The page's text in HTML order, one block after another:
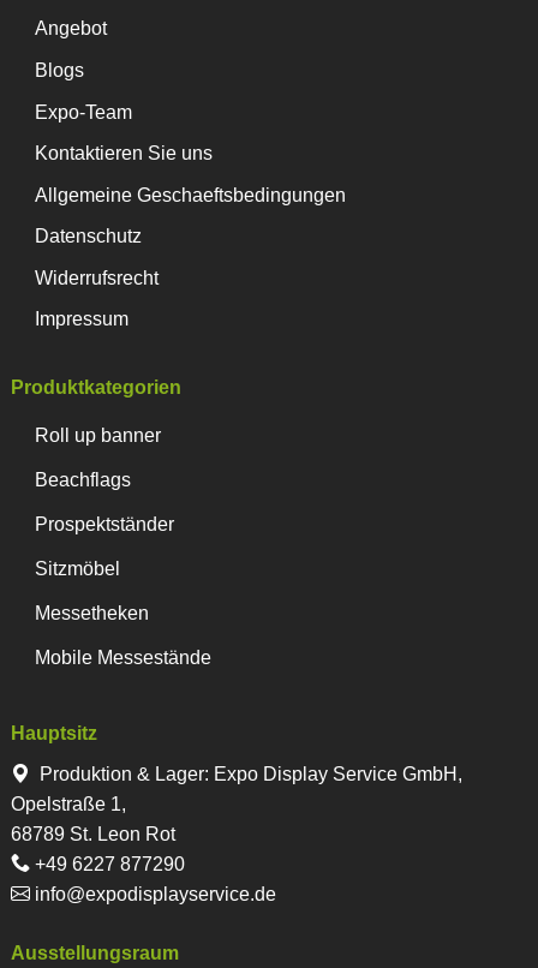
Angebot
Blogs
Expo-Team
Kontaktieren Sie uns
Allgemeine Geschaeftsbedingungen
Datenschutz
Widerrufsrecht
Impressum
Produktkategorien
Roll up banner
Beachflags
Prospektständer
Sitzmöbel
Messetheken
Mobile Messestände
Hauptsitz
Produktion & Lager: Expo Display Service GmbH,
Opelstraße 1,
68789 St. Leon Rot
+49 6227 877290
info@expodisplayservice.de
Ausstellungsraum